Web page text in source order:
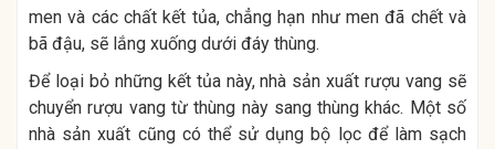
men và các chất kết tủa, chẳng hạn như men đã chết và
bã đậu, sẽ lắng xuống dưới đáy thùng.
Để loại bỏ những kết tủa này, nhà sản xuất rượu vang sẽ
chuyển rượu vang từ thùng này sang thùng khác. Một số
nhà sản xuất cũng có thể sử dụng bộ lọc để làm sạch